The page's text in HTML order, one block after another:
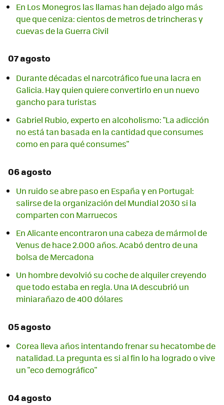
En Los Monegros las llamas han dejado algo más
que que ceniza: cientos de metros de trincheras y
cuevas de la Guerra Civil
07 agosto
Durante décadas el narcotráfico fue una lacra en
Galicia. Hay quien quiere convertirlo en un nuevo
gancho para turistas
Gabriel Rubio, experto en alcoholismo: "La adicción
no está tan basada en la cantidad que consumes
como en para qué consumes"
06 agosto
Un ruido se abre paso en España y en Portugal:
salirse de la organización del Mundial 2030 si la
comparten con Marruecos
En Alicante encontraron una cabeza de mármol de
Venus de hace 2.000 años. Acabó dentro de una
bolsa de Mercadona
Un hombre devolvió su coche de alquiler creyendo
que todo estaba en regla. Una IA descubrió un
miniarañazo de 400 dólares
05 agosto
Corea lleva años intentando frenar su hecatombe de
natalidad. La pregunta es si al fin lo ha logrado o vive
un "eco demográfico"
04 agosto